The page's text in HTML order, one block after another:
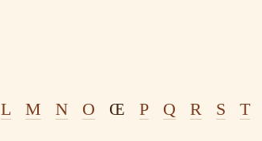
L M N O Œ P Q R S T